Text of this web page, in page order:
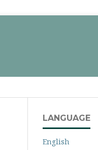
LANGUAGE
English